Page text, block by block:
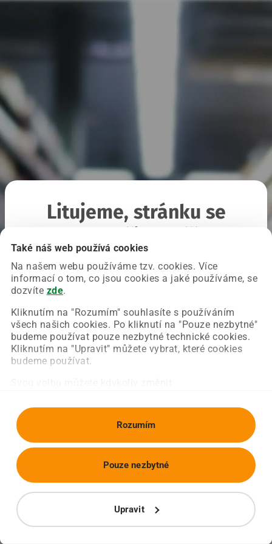
Také náš web používá cookies
Na našem webu používáme tzv. cookies. Více
informací o tom, co jsou cookies a jaké používáme, se
dozvíte zde.
Kliknutím na "Rozumím" souhlasíte s používáním
všech našich cookies. Po kliknutí na "Pouze nezbytné"
budeme používat pouze nezbytné technické cookies.
Kliknutím na "Upravit" můžete vybrat, které cookies
budeme používat.
Rozumím
Upravit
Pouze nezbytné
Litujeme, stránku se
Chyba nastala na naší straně a už ji opravujeme.
Zkuste prosím znovu načíst požadovanou stránku.
Obnovit stránku Úvodní strana